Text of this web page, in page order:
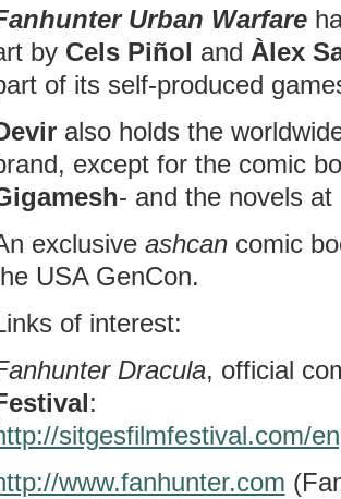
Urban Warfare
byCels Piñol and Àlex
of its self-produced
also holds the
except for the comic
- and the novels at
exclusive ashcancomic
USA GenCon.
of interest:
Dracula, official
:
sitgesfilmfestival.com/
www.fanhunter.com